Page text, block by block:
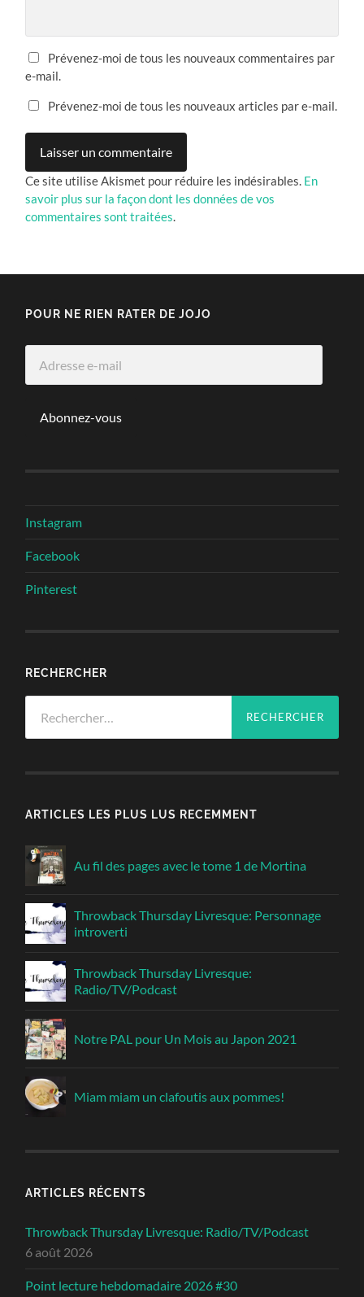
Prévenez-moi de tous les nouveaux commentaires par
e-mail.
Prévenez-moi de tous les nouveaux articles par e-mail.
Ce site utilise Akismet pour réduire les indésirables. En
savoir plus sur la façon dont les données de vos
commentaires sont traitées.
POUR NE RIEN RATER DE JOJO
Abonnez-vous
Instagram
Facebook
Pinterest
RECHERCHER
ARTICLES LES PLUS LUS RECEMMENT
Au fil des pages avec le tome 1 de Mortina
Throwback Thursday Livresque: Personnage
introverti
Throwback Thursday Livresque:
Radio/TV/Podcast
Notre PAL pour Un Mois au Japon 2021
Miam miam un clafoutis aux pommes!
ARTICLES RÉCENTS
Throwback Thursday Livresque: Radio/TV/Podcast
6 août 2026
Point lecture hebdomadaire 2026 #30